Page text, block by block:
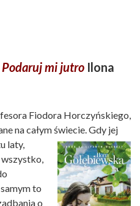
Podaruj mi jutro Ilona
Fiodora Horczyńskiego,
na całym świecie. Gdy jej
laty,
wszystko,
to
o